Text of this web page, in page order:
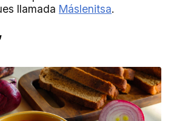
llamada Máslenitsa.